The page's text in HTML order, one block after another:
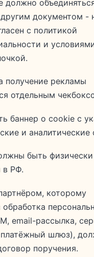
должно
документом -
с политикой
и
получение рекламы
отдельным
баннер о cookie с
и аналитические
быть физически
в РФ.
которому
обработка
email-рассылка,
платёжный шлюз),
поручения.